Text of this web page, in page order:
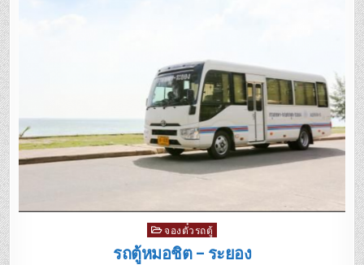
Posted
in
จองตั๋วรถตู้
รถตู้หมอชิต – ระยอง